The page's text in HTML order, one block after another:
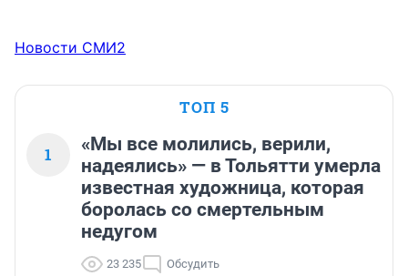
Новости СМИ2
ТОП 5
1
«Мы все молились, верили,
надеялись» — в Тольятти умерла
известная художница, которая
боролась со смертельным
недугом
23 235 Обсудить